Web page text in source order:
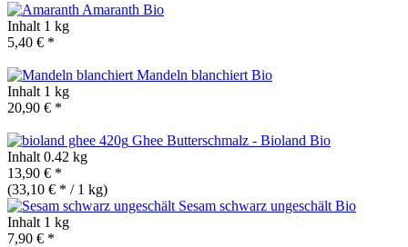
Amaranth Bio
Inhalt 1 kg
5,40 € *
Mandeln blanchiert Bio
Inhalt 1 kg
20,90 € *
Ghee Butterschmalz - Bioland Bio
Inhalt 0.42 kg
13,90 € *
(33,10 € * / 1 kg)
Sesam schwarz ungeschält Bio
Inhalt 1 kg
7,90 € *